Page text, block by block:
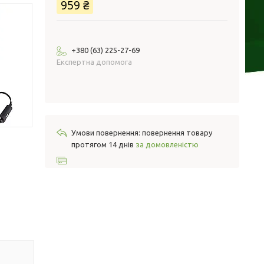
959 ₴
+380 (63) 225-27-69
Експертна допомога
повернення товару
протягом 14 днів за домовленістю